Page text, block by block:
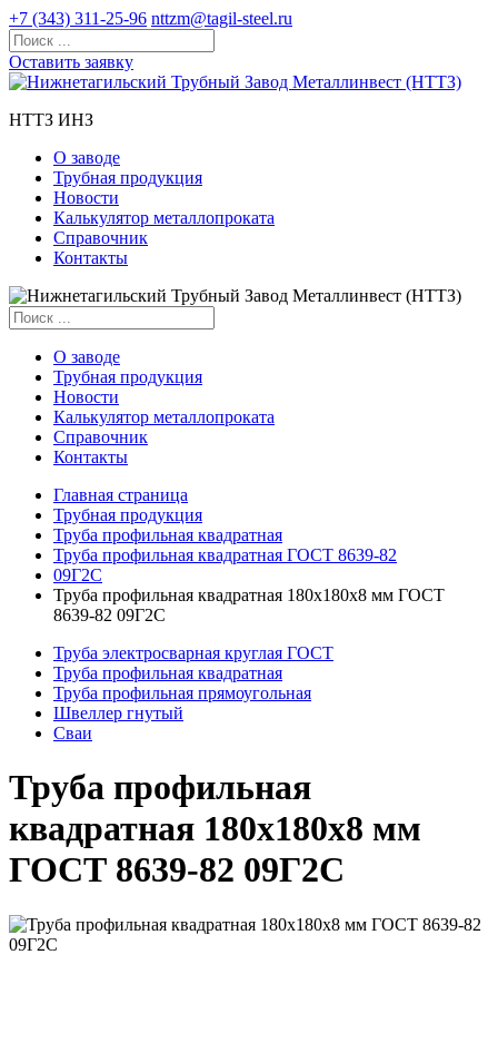
+7 (343) 311-25-96 nttzm@tagil-steel.ru
Оставить заявку
НТТЗ ИНЗ
О заводе
Трубная продукция
Новости
Калькулятор металлопроката
Справочник
Контакты
О заводе
Трубная продукция
Новости
Калькулятор металлопроката
Справочник
Контакты
Главная страница
Трубная продукция
Труба профильная квадратная
Труба профильная квадратная ГОСТ 8639-82
09Г2С
Труба профильная квадратная 180x180x8 мм ГОСТ
8639-82 09Г2С
Труба электросварная круглая ГОСТ
Труба профильная квадратная
Труба профильная прямоугольная
Швеллер гнутый
Сваи
Труба профильная
квадратная 180x180x8 мм
ГОСТ 8639-82 09Г2С